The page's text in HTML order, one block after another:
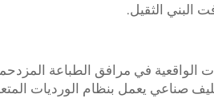
البني الثقيل.
الواقعية في مرافق الطباعة
صناعي يعمل بنظام الورديات